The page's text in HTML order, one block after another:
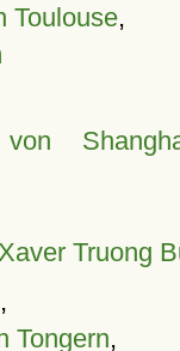
Toulouse,
von
Truong
,
Tongern,